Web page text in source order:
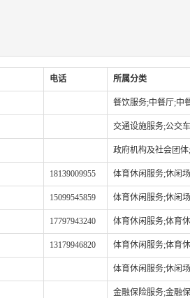
电话 所属分类
餐饮服务;中餐厅;中
交通设施服务;公交
政府机构及社会团
18139009955 体育休闲服务;休闲
15099545859 体育休闲服务;休闲
17797943240 体育休闲服务;体育
13179946820 体育休闲服务;体育
体育休闲服务;休闲
金融保险服务;金融